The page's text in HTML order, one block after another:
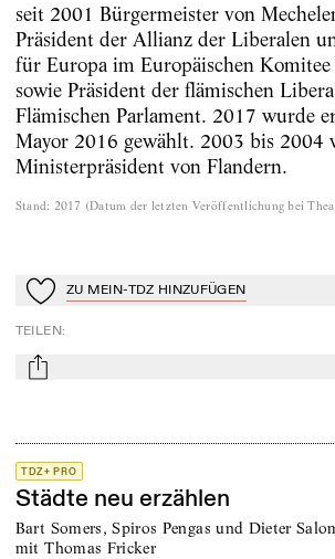
seit 2001 Bürgermeister von
Präsident der Allianz der Liberalen
für Europa im Europäischen Komitee
sowie Präsident der flämischen
Flämischen Parlament. 2017 wurde
Mayor 2016 gewählt. 2003 bis 2004
Ministerpräsident von Flandern.
Stand: 2017 (Datum der letzten Veröffentlichung bei
Zu Mein-TdZ hinzufügen
ZU MEIN-TDZ HINZUFÜGEN
TEILEN:
mail
TDZ+ PRO
Städte neu erzählen
Bart Somers, Spiros Pengas und Dieter
mit Thomas Fricker